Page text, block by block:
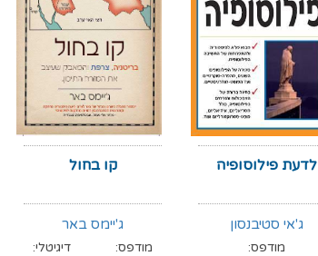
לדעת פילוסופיה
ג'אי סטיבנסון
מודפס:
קו בחול
ג'יימס באר
מודפס:
דיגיטלי: